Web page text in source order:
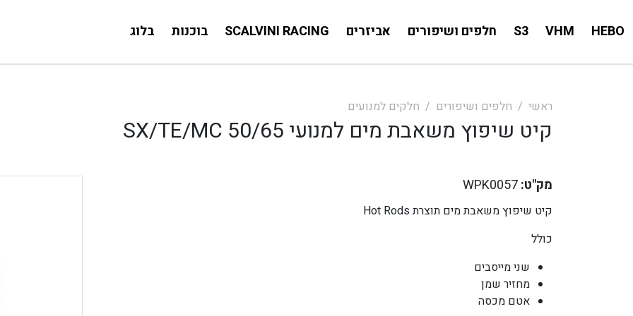
HEBO
VHM
S3 חלפים ושיפורים אביזרים SCALVINI RACING בוכנות בלוג
ראשי חלפים ושיפורים חלקים למנועים
קיט שיפוץ משאבת מים למנועי 50/65 SX/TE/MC
מק"ט:WPK0057
קיט שיפוץ משאבת מים תוצרת Hot Rods
כולל
שני מייסבים
מחזיר שמן
אטם מכסה